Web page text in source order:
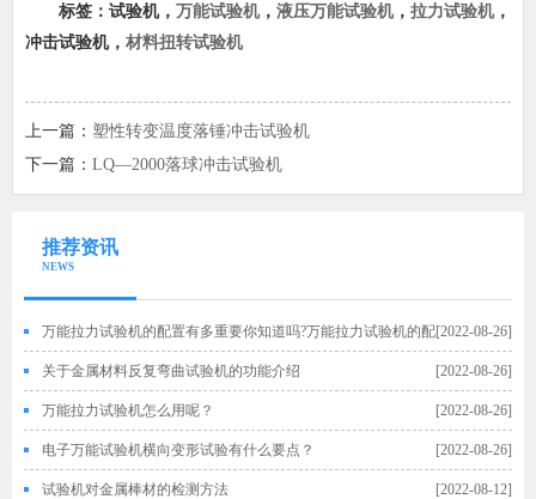
标签：试验机， 万能试验机， 液压万能试验机， 拉力试验机，
冲击试验机， 材料扭转试验机
上一篇： 塑性转变温度落锤冲击试验机
下一篇： LQ—2000落球冲击试验机
推荐资讯
NEWS
[2022-08-26]
万能拉力试验机的配置有多重要你知道吗?万能拉力试验机的配
置 [2022-08-26]
关于金属材料反复弯曲试验机的功能介绍
[2022-08-26]
万能拉力试验机怎么用呢？
[2022-08-26]
电子万能试验机横向变形试验有什么要点？
[2022-08-12]
试验机对金属棒材的检测方法